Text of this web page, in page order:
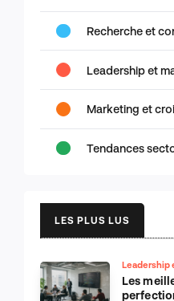
Recherche et
Leadership et
Marketing et
Tendances
LES PLUS LUS
Leadership
Les